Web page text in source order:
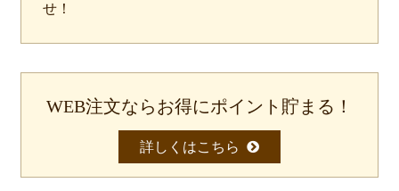
3,000~3999円
4,000~7999円
食材から選ぶ
お魚メイン弁当
せ！
WEB注文ならお得にポイント貯まる！
詳しくはこちら